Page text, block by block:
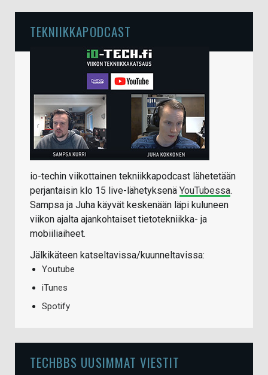
TEKNIIKKAPODCAST
io-techin viikottainen tekniikkapodcast lähetetään
perjantaisin klo 15 live-lähetyksenä YouTubessa.
Sampsa ja Juha käyvät keskenään läpi kuluneen
viikon ajalta ajankohtaiset tietotekniikka- ja
mobiiliaiheet.
Jälkikäteen katseltavissa/kuunneltavissa:
Youtube
iTunes
Spotify
TECHBBS UUSIMMAT VIESTIT